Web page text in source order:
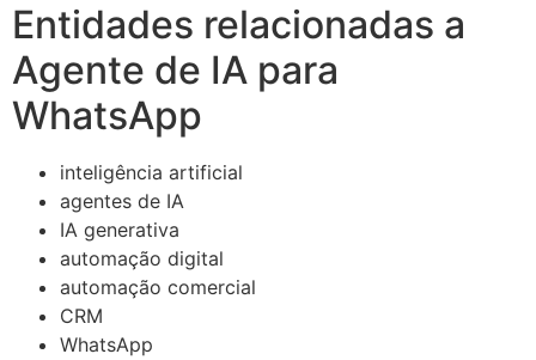
Entidades relacionadas a
Agente de IA para
WhatsApp
inteligência artificial
agentes de IA
IA generativa
automação digital
automação comercial
CRM
WhatsApp